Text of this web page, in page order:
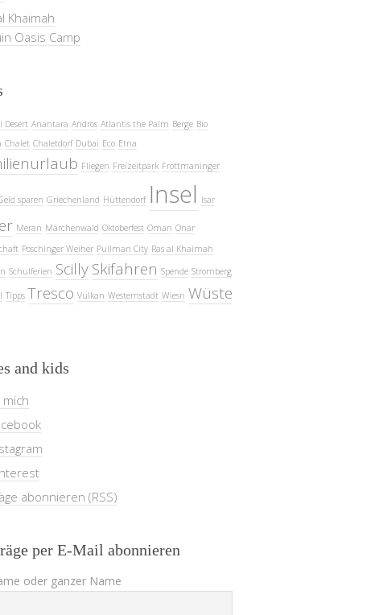
Khaimah
Oasis Camp
Desert Anantara Andros Atlantis the Palm Berge Bio
Chalet Chaletdorf Dubai Eco Etna
Fliegen Freizeitpark Fröttmaninger
sparen Griechenland Hüttendorf Insel Isar
Meran Märchenwald Oktoberfest Oman Onar
Poschinger Weiher Pullman City Ras al Khaimah
Schulferien Scilly Skifahren Spende Stromberg
Tipps Tresco Vulkan Westernstadt Wiesn Wüste
and kids
abonnieren (RSS)
per E-Mail abonnieren
oder ganzer Name